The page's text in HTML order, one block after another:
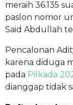
meraih 36.135
paslon nomor
Said Abdullah
Pencalonan
karena diduga
pada Pilkada
dianggap tidak